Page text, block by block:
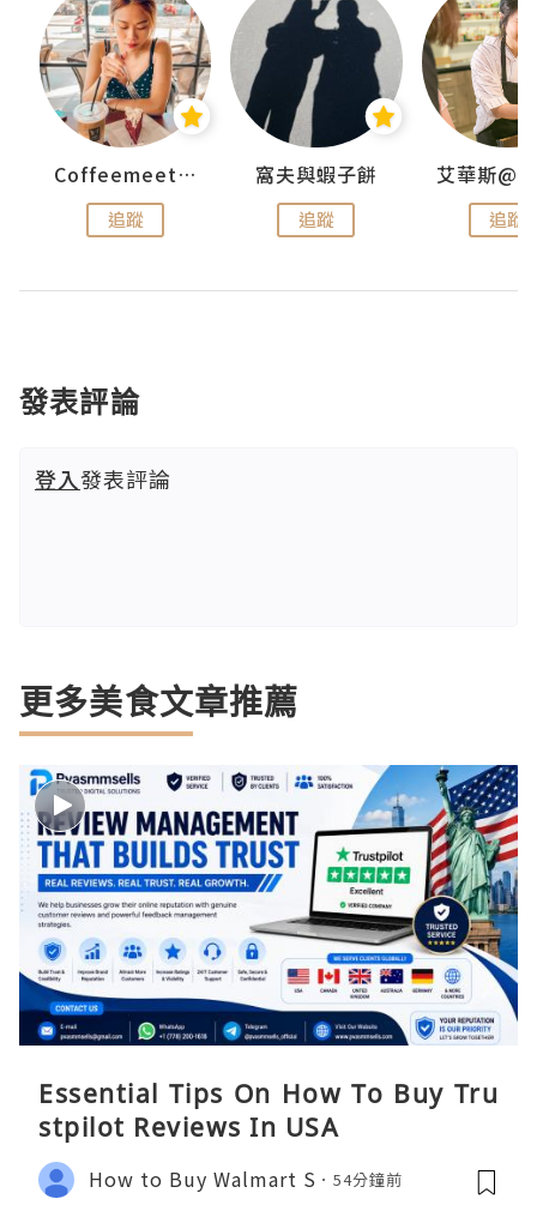
Coffeemeetjojo
追蹤
窩夫與蝦子餅
追蹤 追蹤
發表評論
登入發表評論
更多美食文章推薦
Essential Tips On How To Buy Tru
stpilot Reviews In USA
How to Buy Walmart S 54分鐘前